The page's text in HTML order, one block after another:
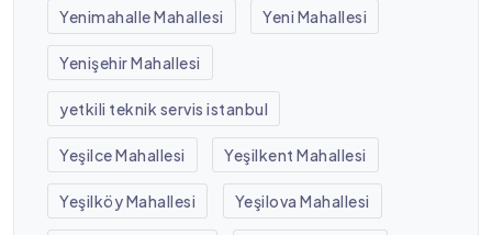
Yenimahalle Mahallesi Yeni Mahallesi
Yenişehir Mahallesi
yetkili teknik servis istanbul
Yeşilce Mahallesi Yeşilkent Mahallesi
Yeşilköy Mahallesi Yeşilova Mahallesi